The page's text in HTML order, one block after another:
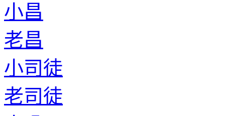
小昌
老昌
小司徒
老司徒